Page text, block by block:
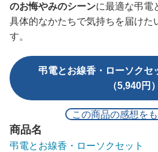
のお悔やみのシーンに最適な弔電
具体的なかたちで気持ちを届けた
す。
弔電とお線香・ローソクセ
（5,940円）
この商品の感想を
商品名
弔電とお線香・ローソクセット